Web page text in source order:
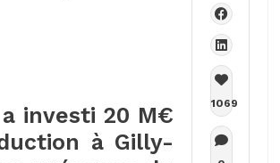
investi 20 M€
à Gilly-
1069